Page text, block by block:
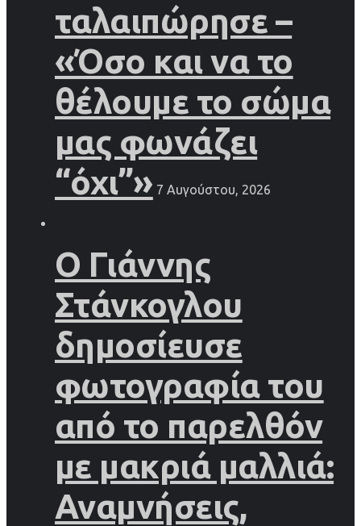
ταλαιπώρησε –
«Όσο και να το
θέλουμε το σώμα
μας φωνάζει
“όχι”» 7 Αυγούστου, 2026
Ο Γιάννης
Στάνκογλου
δημοσίευσε
φωτογραφία του
από το παρελθόν
με μακριά μαλλιά:
Αναμνήσεις,